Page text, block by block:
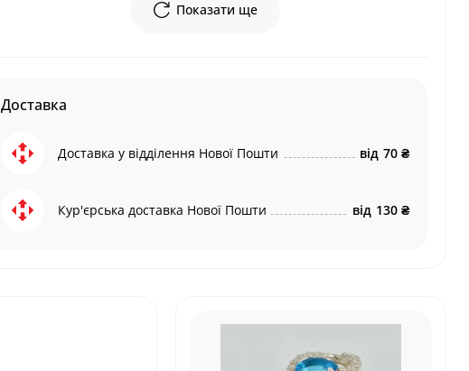
Показати ще
Доставка
Доставка у відділення Нової Пошти від 70 ₴
Кур'єрська доставка Нової Пошти від 130 ₴